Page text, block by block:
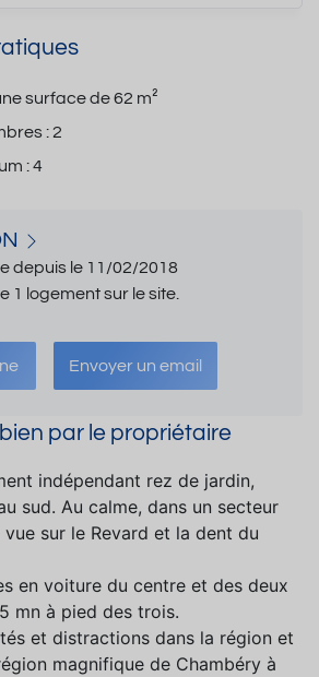
surface de62 m²
:2
:4
depuis le 11/02/2018
1 logement sur le site.
Envoyer un email
par le propriétaire
indépendant rez de jardin,
sud. Au calme, dans un secteur
sur le Revard et la dent du
en voiture du centre et des deux
mn à pied des trois.
et distractions dans la région et
magnifique de Chambéry à